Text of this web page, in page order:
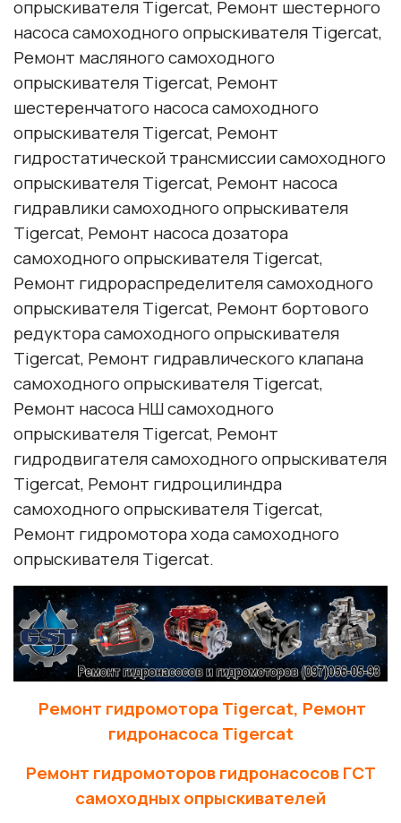
опрыскивателя Tigercat, Ремонт шестерного
насоса самоходного опрыскивателя Tigercat,
Ремонт масляного самоходного
опрыскивателя Tigercat, Ремонт
шестеренчатого насоса самоходного
опрыскивателя Tigercat, Ремонт
гидростатической трансмиссии самоходного
опрыскивателя Tigercat, Ремонт насоса
гидравлики самоходного опрыскивателя
Tigercat, Ремонт насоса дозатора
самоходного опрыскивателя Tigercat,
Ремонт гидрораспределителя самоходного
опрыскивателя Tigercat, Ремонт бортового
редуктора самоходного опрыскивателя
Tigercat, Ремонт гидравлического клапана
самоходного опрыскивателя Tigercat,
Ремонт насоса НШ самоходного
опрыскивателя Tigercat, Ремонт
гидродвигателя самоходного опрыскивателя
Tigercat, Ремонт гидроцилиндра
самоходного опрыскивателя Tigercat,
Ремонт гидромотора хода самоходного
опрыскивателя Tigercat.
Ремонт гидромотора Tigercat, Ремонт
гидронасоса Tigercat
Ремонт гидромоторов гидронасосов ГСТ
самоходных опрыскивателей